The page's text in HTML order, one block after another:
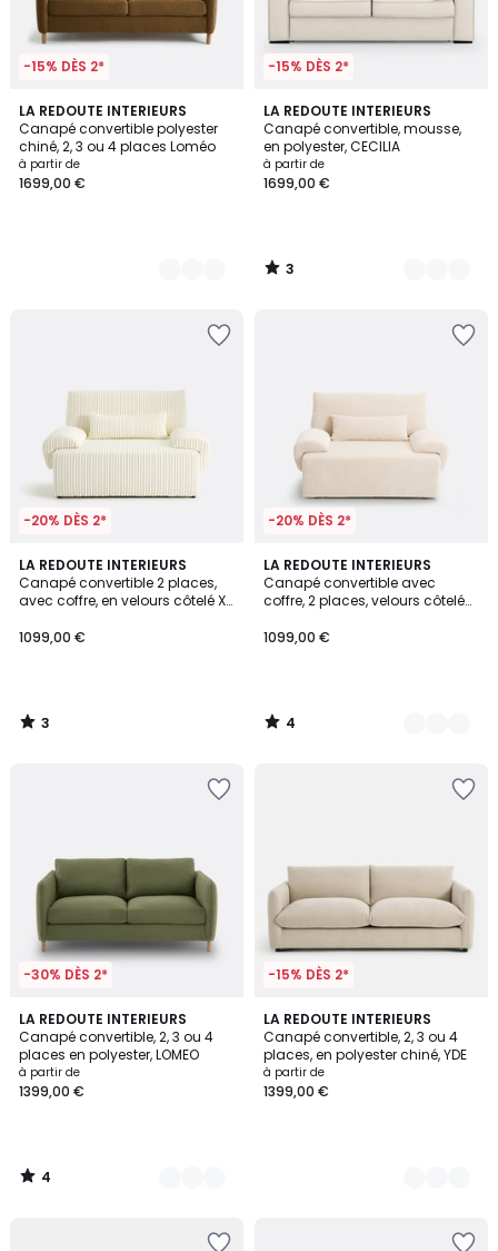
-15% DÈS 2*
LA REDOUTE INTERIEURS
Canapé convertible polyester
chiné, 2, 3 ou 4 places Loméo
à partir de
1699,00 €
4
Couleurs
-15% DÈS 2*
LA REDOUTE INTERIEURS
Canapé convertible, mousse,
en polyester, CECILIA
à partir de
1699,00 €
3
/
5
3
Couleurs
3
/
-20% DÈS 2*
LA REDOUTE INTERIEURS
Canapé convertible 2 places,
avec coffre, en velours côtelé XL,
1099,00 €
3
/
5
3
/
-20% DÈS 2*
LA REDOUTE INTERIEURS
Canapé convertible avec
coffre, 2 places, velours côtelé
1099,00 €
4
/
5
7
Couleurs
4
/
-30% DÈS 2*
LA REDOUTE INTERIEURS
Canapé convertible, 2, 3 ou 4
places en polyester, LOMEO
à partir de
1399,00 €
4
/
5
6
Couleurs
4
/
-15% DÈS 2*
LA REDOUTE INTERIEURS
Canapé convertible, 2, 3 ou 4
places, en polyester chiné, YDE
à partir de
1399,00 €
5
Couleurs